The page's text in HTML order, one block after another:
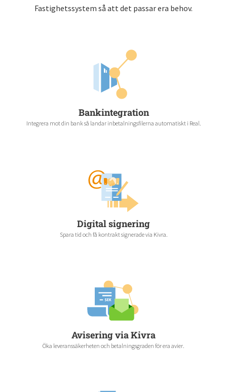
Fastighetssystem så att det passar era behov.
Bankintegration
Integrera mot din bank så landar inbetalningsfilerna automatiskt i Real.
Digital signering
Spara tid och få kontrakt signerade via Kivra.
Avisering via Kivra
Öka leveranssäkerheten och betalningsgraden för era avier.